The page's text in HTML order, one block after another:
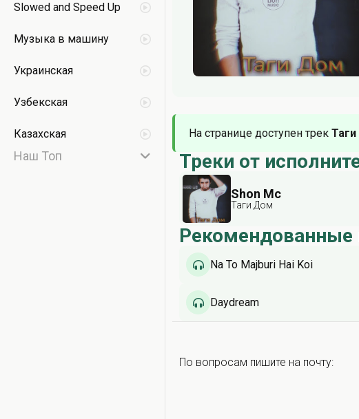
Slowed and Speed Up
Музыка в машину
Украинская
Узбекская
Казахская
Наш Топ
На странице доступен трек
Треки от
Shon Mc
Таги Дом
Рекомендованные
Na To Majburi Hai Koi
Daydream
По вопросам пишите на почту: